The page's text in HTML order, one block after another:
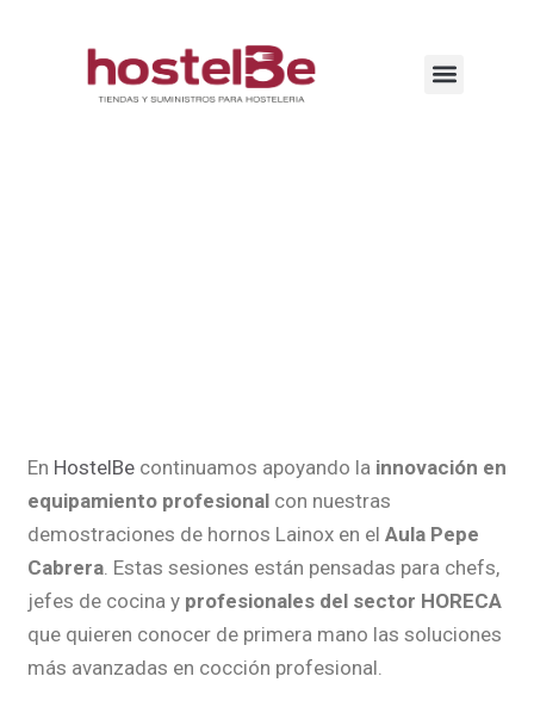
En HostelBecontinuamos apoyando la innovación en
equipamiento profesional con nuestras
demostraciones de hornos Lainox en el Aula Pepe
Cabrera. Estas sesiones están pensadas para chefs,
jefes de cocina y profesionales del sector HORECA
que quieren conocer de primera mano las soluciones
más avanzadas en cocción profesional.